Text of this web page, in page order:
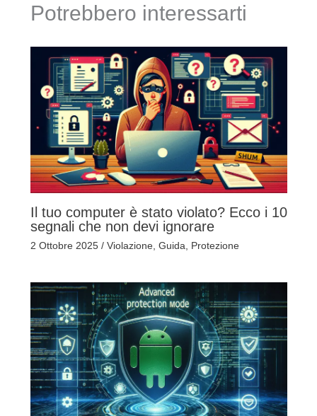
Potrebbero interessarti
Il tuo computer è stato violato? Ecco i 10
segnali che non devi ignorare
2 Ottobre 2025 / Violazione, Guida Protezione